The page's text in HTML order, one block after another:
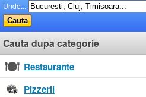
Unde...
Cauta dupa categorie
Restaurante
Pizzerii